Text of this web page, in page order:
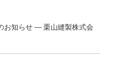
お知らせ ― 栗山縫製株式会